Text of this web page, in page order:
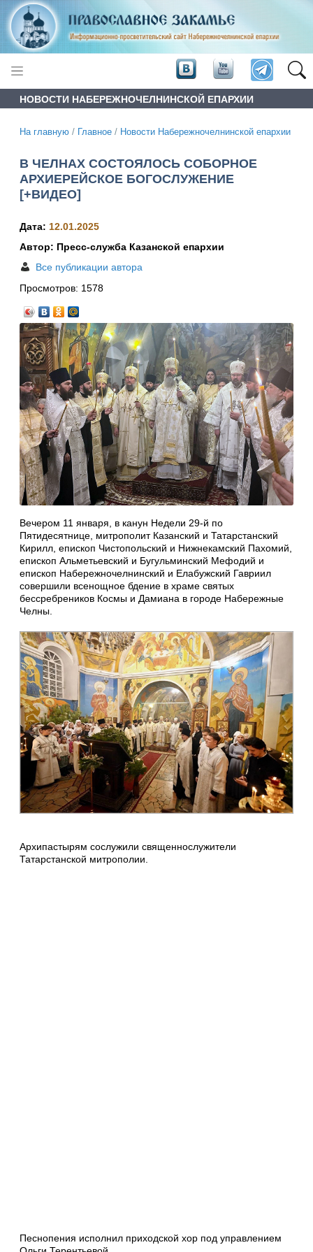
НОВОСТИ НАБЕРЕЖНОЧЕЛНИНСКОЙ ЕПАРХИИ
На главную / Главное / Новости Набережночелнинской епархии
В ЧЕЛНАХ СОСТОЯЛОСЬ СОБОРНОЕ
АРХИЕРЕЙСКОЕ БОГОСЛУЖЕНИЕ
[+ВИДЕО]
Дата: 12.01.2025
Автор: Пресс-служба Казанской епархии
Все публикации автора
Просмотров: 1578
Вечером 11 января, в канун Недели 29-й по
Пятидесятнице, митрополит Казанский и Татарстанский
Кирилл, епископ Чистопольский и Нижнекамский Пахомий,
епископ Альметьевский и Бугульминский Мефодий и
епископ Набережночелнинский и Елабужский Гавриил
совершили всенощное бдение в храме святых
бессребреников Космы и Дамиана в городе Набережные
Челны.
Архипастырям сослужили священнослужители
Татарстанской митрополии.
Песнопения исполнил приходской хор под управлением